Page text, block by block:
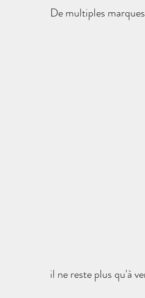
De multiples
il ne reste plus qu'à